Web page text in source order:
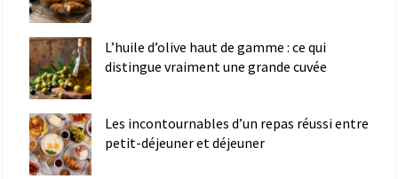
L’huile d’olive haut de gamme : ce qui
distingue vraiment une grande cuvée
Les incontournables d’un repas réussi entre
petit-déjeuner et déjeuner